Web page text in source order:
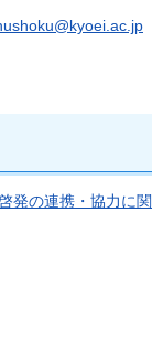
発の連携・協力に関